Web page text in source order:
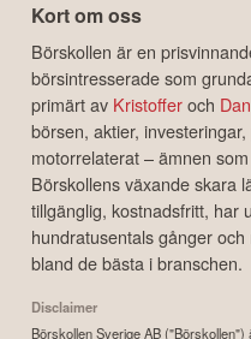
Kort om oss
Börskollen är en
börsintresserade som
primärt av Kristofferoch
börsen, aktier,
motorrelaterat – ämnen
Börskollens växande skara
tillgänglig, kostnadsfritt, har
hundratusentals gånger
bland de bästa i branschen.
Disclaimer
Börskollen Sverige AB